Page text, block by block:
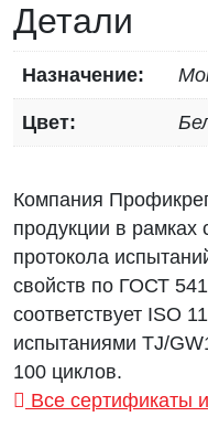
Детали
Назначение:
Цвет:
Компания
продукции в рамках
протокола
свойств по ГОСТ
соответствует ISO
испытаниями TJ/
100 циклов.
Все сертификаты